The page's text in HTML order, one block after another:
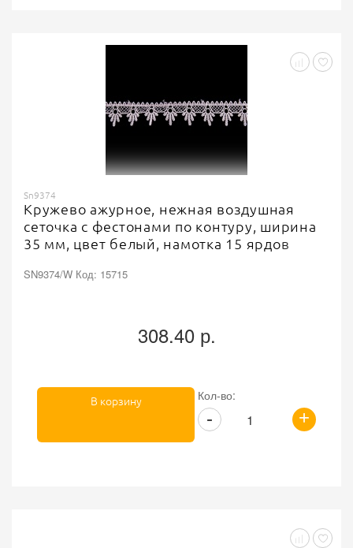
Sn9374
Кружево ажурное, нежная воздушная
сеточка с фестонами по контуру, ширина
35 мм, цвет белый, намотка 15 ярдов
SN9374/W Код: 15715
308.40 р.
Кол-во:
+
-
В корзину